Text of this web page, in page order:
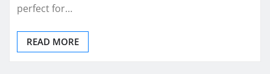
perfect for…
READ MORE